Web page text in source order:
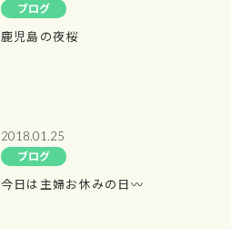
ブログ
鹿児島の夜桜
2018.01.25
ブログ
今日は主婦お休みの日〰️